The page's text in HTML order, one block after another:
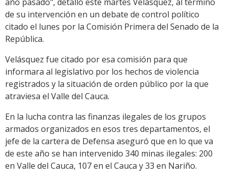
de su intervención en un debate de control político
citado el lunes por la Comisión Primera del Senado de la
República.
Velásquez fue citado por esa comisión para que
informara al legislativo por los hechos de violencia
registrados y la situación de orden público por la que
atraviesa el Valle del Cauca.
En la lucha contra las finanzas ilegales de los grupos
armados organizados en esos tres departamentos, el
jefe de la cartera de Defensa aseguró que en lo que va
de este año se han intervenido 340 minas ilegales: 200
en Valle del Cauca, 107 en el Cauca y 33 en Nariño.